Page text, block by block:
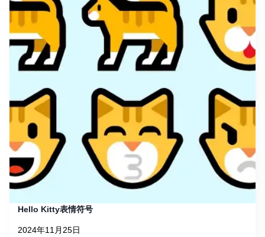
Hello Kitty表情符号
2024年11月25日